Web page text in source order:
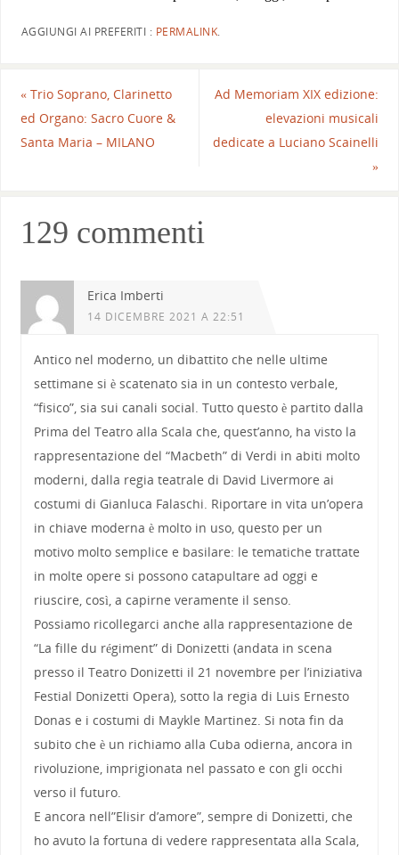
AGGIUNGI AI PREFERITI : PERMALINK.
«Trio Soprano, Clarinetto
ed Organo: Sacro Cuore &
Santa Maria – MILANO
Ad Memoriam XIX edizione:
elevazioni musicali
dedicate a Luciano Scainelli
»
129 commenti
Erica Imberti
14 DICEMBRE 2021 A 22:51
Antico nel moderno, un dibattito che nelle ultime
settimane si è scatenato sia in un contesto verbale,
“fisico”, sia sui canali social. Tutto questo è partito dalla
Prima del Teatro alla Scala che, quest’anno, ha visto la
rappresentazione del “Macbeth” di Verdi in abiti molto
moderni, dalla regia teatrale di David Livermore ai
costumi di Gianluca Falaschi. Riportare in vita un’opera
in chiave moderna è molto in uso, questo per un
motivo molto semplice e basilare: le tematiche trattate
in molte opere si possono catapultare ad oggi e
riuscire, così, a capirne veramente il senso.
Possiamo ricollegarci anche alla rappresentazione de
“La fille du régiment” di Donizetti (andata in scena
presso il Teatro Donizetti il 21 novembre per l’iniziativa
Festial Donizetti Opera), sotto la regia di Luis Ernesto
Donas e i costumi di Maykle Martinez. Si nota fin da
subito che è un richiamo alla Cuba odierna, ancora in
rivoluzione, imprigionata nel passato e con gli occhi
verso il futuro.
E ancora nell”Elisir d’amore”, sempre di Donizetti, che
ho avuto la fortuna di vedere rappresentata alla Scala,